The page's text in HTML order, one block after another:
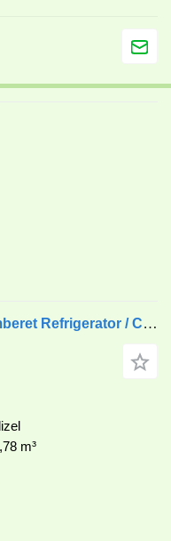
DAF XF 480 EURO 6/ 2021 / Lamberet Refrigerator / Carrier Vector 155
m³